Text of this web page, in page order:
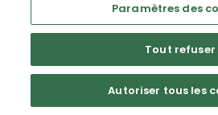
Paramètres des
Tout refuser
Autoriser tous les